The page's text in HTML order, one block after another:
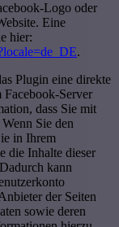
Logo oder
Eine
hier:
.
Plugin eine direkte
Server
dass Sie mit
Sie den
in Ihrem
die Inhalte dieser
kann
der Seiten
sowie deren